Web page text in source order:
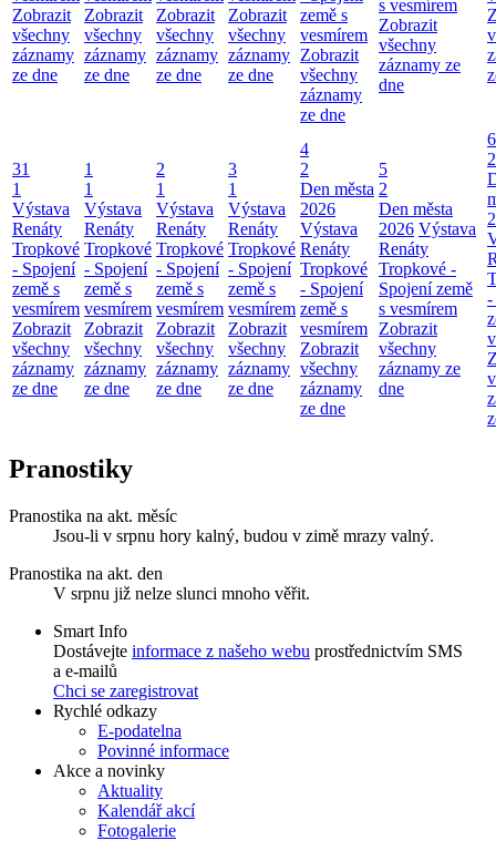
Zobrazit
všechny
záznamy
ze dne
Zobrazit
všechny
záznamy
ze dne
Zobrazit
všechny
záznamy
ze dne
Zobrazit
všechny
záznamy
ze dne
země s
vesmírem
Zobrazit
všechny
záznamy
ze dne
s vesmírem
Zobrazit
všechny
záznamy ze
dne
31
1
Výstava
Renáty
Tropkové
- Spojení
země s
vesmírem
Zobrazit
všechny
záznamy
ze dne
1
1
Výstava
Renáty
Tropkové
- Spojení
země s
vesmírem
Zobrazit
všechny
záznamy
ze dne
2
1
Výstava
Renáty
Tropkové
- Spojení
země s
vesmírem
Zobrazit
všechny
záznamy
ze dne
3
1
Výstava
Renáty
Tropkové
- Spojení
země s
vesmírem
Zobrazit
všechny
záznamy
ze dne
4
2
Den města
2026
Výstava
Renáty
Tropkové
- Spojení
země s
vesmírem
Zobrazit
všechny
záznamy
ze dne
5
2
Den města
2026 Výstava
Renáty
Tropkové -
Spojení země
s vesmírem
Zobrazit
všechny
záznamy ze
dne
6
2
-
Pranostiky
Pranostika na akt. měsíc
Jsou-li v srpnu hory kalný, budou v zimě mrazy valný.
Pranostika na akt. den
V srpnu již nelze slunci mnoho věřit.
Smart Info
Dostávejte informace z našeho webu prostřednictvím SMS
a e-mailů
Chci se zaregistrovat
Rychlé odkazy
E-podatelna
Povinné informace
Akce a novinky
Aktuality
Kalendář akcí
Fotogalerie